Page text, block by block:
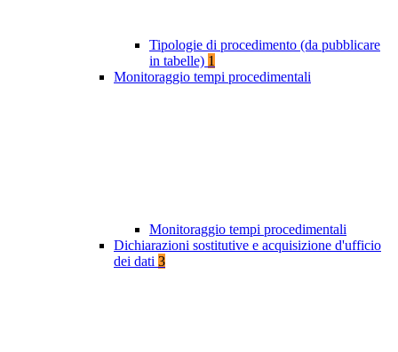
Tipologie di procedimento (da pubblicare
in tabelle) 1
Monitoraggio tempi procedimentali
Monitoraggio tempi procedimentali
Dichiarazioni sostitutive e acquisizione d'ufficio
dei dati 3